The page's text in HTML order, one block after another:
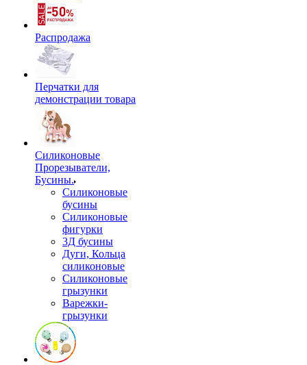
Распродажа
Перчатки для
демонстрации товара
Силиконовые
Прорезыватели,
Бусины.
Силиконовые
бусины
Силиконовые
фигурки
3Д бусины
Дуги, Кольца
силиконовые
Силиконовые
грызунки
Варежки-
грызунки